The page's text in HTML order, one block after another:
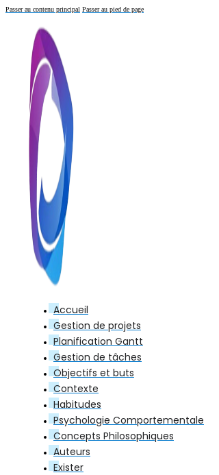
Passer au contenu principal Passer au pied de page
Accueil
Gestion de projets
Planification Gantt
Gestion de tâches
Objectifs et buts
Contexte
Habitudes
Psychologie Comportementale
Concepts Philosophiques
Auteurs
Exister